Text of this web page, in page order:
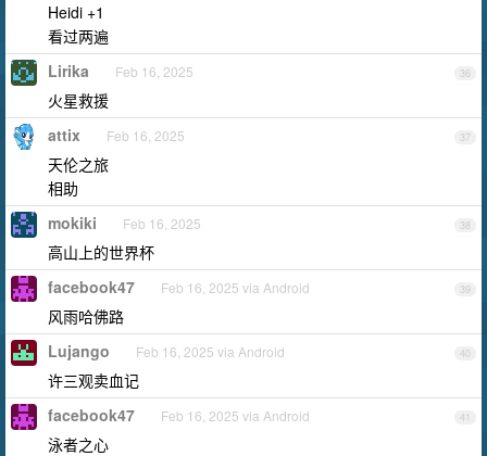
Heidi +1
看过两遍
36
Lirika Feb 16, 2025
火星救援
37
attix Feb 16, 2025
天伦之旅
相助
38
mokiki Feb 16, 2025
高山上的世界杯
39
facebook47 Feb 16, 2025 via Android
风雨哈佛路
40
Lujango Feb 16, 2025 via Android
许三观卖血记
41
facebook47 Feb 16, 2025 via Android
泳者之心